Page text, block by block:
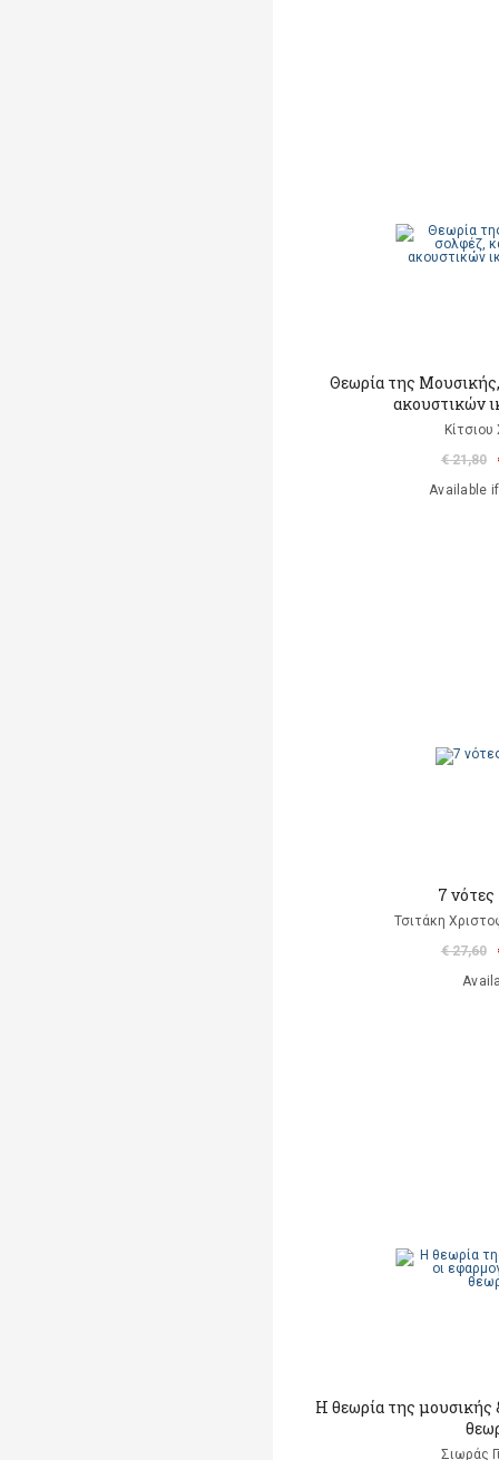
Θεωρία της Μουσικής,
ακουστικών
€ 21,80
Available
7 νότες
Τσιτάκη
€ 27,60
Η θεωρία της μουσικής
Σιωράς